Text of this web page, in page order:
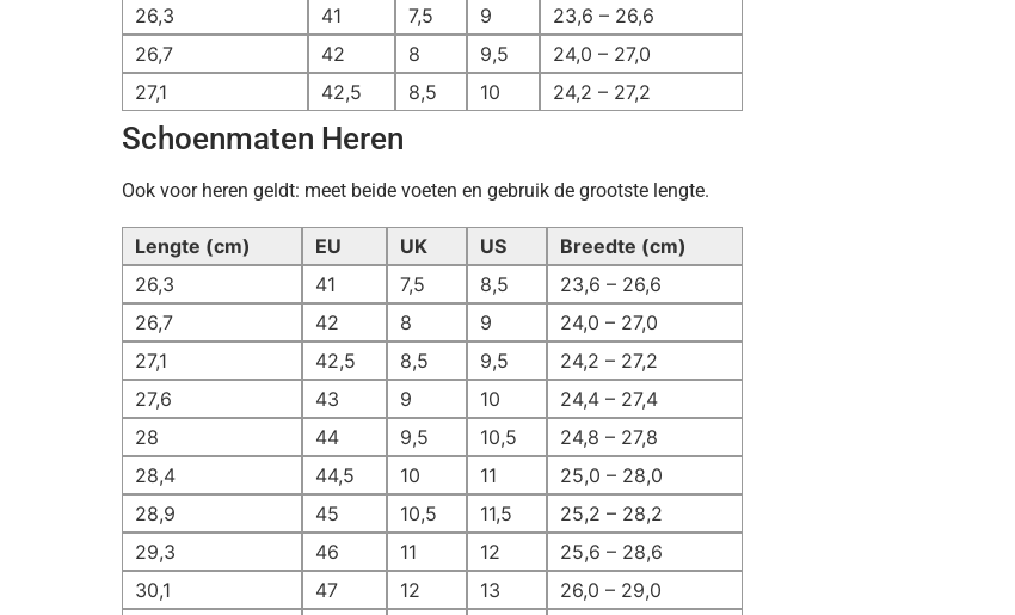
26,3
41 7,5 9
23,6 – 26,6
26,7
42 8 9,5
24,0 – 27,0
27,1
42,5 8,5 10 24,2 – 27,2
Schoenmaten Heren
Ook voor heren geldt: meet beide voeten en gebruik de grootste lengte.
Lengte (cm) EU UK US
Breedte (cm)
26,3
41 7,5 8,5
23,6 – 26,6
26,7
42 8 9
24,0 – 27,0
27,1
42,5 8,5 9,5
24,2 – 27,2
27,6
43 9 10
24,4 – 27,4
28
44 9,5 10,5
24,8 – 27,8
28,4
44,5 10 11
25,0 – 28,0
28,9
45 10,5 11,5
25,2 – 28,2
29,3
46 11 12
25,6 – 28,6
30,1
47 12 13
26,0 – 29,0